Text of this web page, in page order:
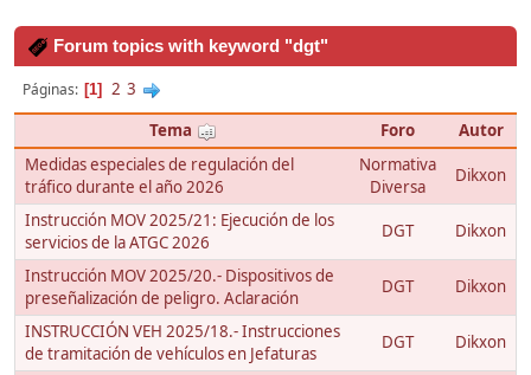
Forum topics with keyword "dgt"
Páginas 1 2 3
Tema
Foro
Autor
Medidas especiales de regulación del
tráfico durante el año 2026
Normativa
Diversa
Dikxon
Instrucción MOV 2025/21: Ejecución de los
servicios de la ATGC 2026
DGT Dikxon
Instrucción MOV 2025/20.- Dispositivos de
preseñalización de peligro. Aclaración
DGT Dikxon
INSTRUCCIÓN VEH 2025/18.- Instrucciones
de tramitación de vehículos en Jefaturas
DGT Dikxon